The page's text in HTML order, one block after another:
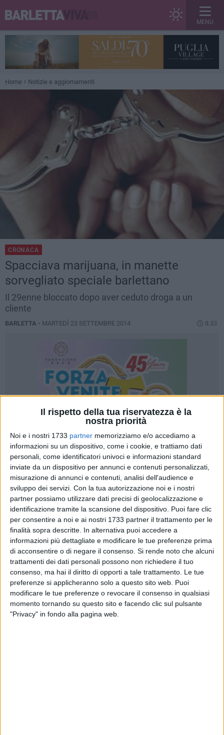
Il rispetto della tua riservatezza è la
nostra priorità
Noi e i nostri 1733 partner memorizziamo e/o accediamo a
informazioni su un dispositivo, come i cookie, e trattiamo dati
personali, come identificatori univoci e informazioni standard
inviate da un dispositivo per annunci e contenuti personalizzati,
misurazione di annunci e contenuti, analisi dell'audience e
sviluppo dei servizi. Con la tua autorizzazione noi e i nostri
partner possiamo utilizzare dati precisi di geolocalizzazione e
identificazione tramite la scansione del dispositivo. Puoi fare clic
per consentire a noi e ai nostri 1733 partner il trattamento per le
finalità sopra descritte. In alternativa puoi accedere a
informazioni più dettagliate e modificare le tue preferenze prima
di acconsentire o di negare il consenso. Si rende noto che alcuni
trattamenti dei dati personali possono non richiedere il tuo
consenso, ma hai il diritto di opporti a tale trattamento. Le tue
preferenze si applicheranno solo a questo sito web. Puoi
modificare le tue preferenze o revocare il consenso in qualsiasi
momento tornando su questo sito e facendo clic sul pulsante
"Privacy" in fondo alla pagina web.
MENU
Home Notizie e aggiornamenti
CRONACA
Spacciava marijuana, in manette
sorvegliato speciale barlettano
Il 29enne bloccato dopo aver ceduto droga a un
cliente
BARLETTA - MARTEDÌ 23 SETTEMBRE 2014 8.33
I Carabinieri della Compagnia di Barletta hanno arrestato un
sorvegliato speciale 29enne del luogo con l'accusa di
spaccio di sostanze stupefacenti. Il giovane è stato sorpreso
e bloccato dopo aver ceduto 3 grammi di marjuana ad un
"cliente" poi segnalato alla competente Autorità
Amministrativa quale consumatore di droga. Bloccato e
sottoposto a perquisizione è stato inoltre trovato in
possesso di ulteriori 2 grammi della stessa sostanza e di un
telefono cellulare, il tutto sottoposto a sequestro. Tratto in